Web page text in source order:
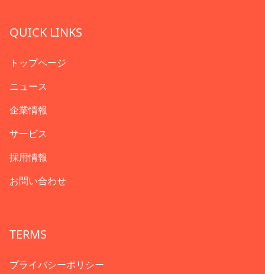
QUICK LINKS
トップページ
ニュース
企業情報
サービス
採用情報
お問い合わせ
TERMS
プライバシーポリシー